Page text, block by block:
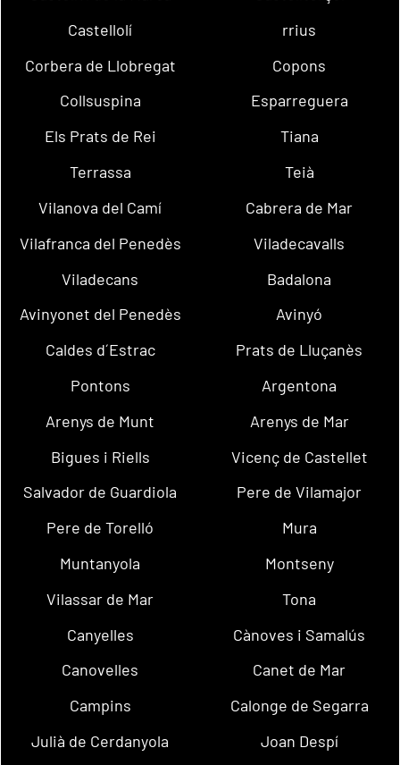
Castellolí
rrius
Corbera de Llobregat
Copons
Collsuspina
Esparreguera
Els Prats de Rei
Tiana
Terrassa
Teià
Vilanova del Camí
Cabrera de Mar
Vilafranca del Penedès
Viladecavalls
Viladecans
Badalona
Avinyonet del Penedès
Avinyó
Caldes d´Estrac
Prats de Lluçanès
Pontons
Argentona
Arenys de Munt
Arenys de Mar
Bigues i Riells
Vicenç de Castellet
Salvador de Guardiola
Pere de Vilamajor
Pere de Torelló
Mura
Muntanyola
Montseny
Vilassar de Mar
Tona
Canyelles
Cànoves i Samalús
Canovelles
Canet de Mar
Campins
Calonge de Segarra
Julià de Cerdanyola
Joan Despí